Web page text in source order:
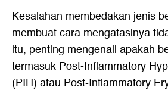
Kesalahan membedakan jenis
membuat cara mengatasinya
itu, penting mengenali apakah
termasuk Post-Inflammatory
(PIH) atau Post-Inflammatory